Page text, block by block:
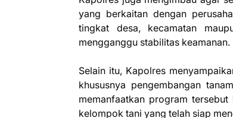
yang berkaitan dengan
tingkat desa, kecamatan
mengganggu stabilitas keamanan.
Selain itu, Kapolres
khususnya pengembangan
memanfaatkan program
kelompok tani yang telah siap